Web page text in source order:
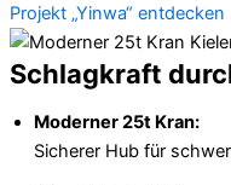
Projekt „Yinwa“ entdecken
Schlagkraft
Moderner 25t Kran:
Sicherer Hub für